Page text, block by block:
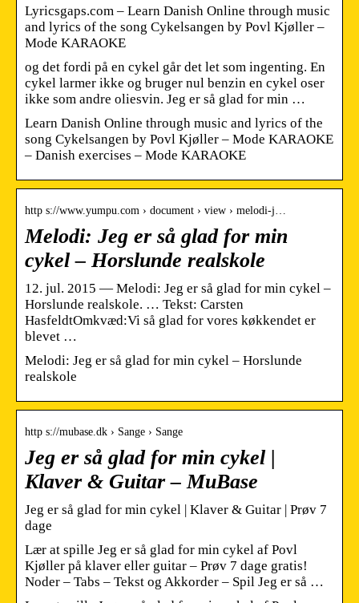
Lyricsgaps.com – Learn Danish Online through music
and lyrics of the song Cykelsangen by Povl Kjøller –
Mode KARAOKE
og det fordi på en cykel går det let som ingenting. En
cykel larmer ikke og bruger nul benzin en cykel oser
ikke som andre oliesvin. Jeg er så glad for min …
Learn Danish Online through music and lyrics of the
song Cykelsangen by Povl Kjøller – Mode KARAOKE
– Danish exercises – Mode KARAOKE
http s://www.yumpu.com › document › view › melodi-j…
Melodi: Jeg er så glad for min
cykel – Horslunde realskole
12. jul. 2015 — Melodi: Jeg er så glad for min cykel –
Horslunde realskole. … Tekst: Carsten
HasfeldtOmkvæd:Vi så glad for vores køkkendet er
blevet …
Melodi: Jeg er så glad for min cykel – Horslunde
realskole
http s://mubase.dk › Sange › Sange
Jeg er så glad for min cykel |
Klaver & Guitar – MuBase
Jeg er så glad for min cykel | Klaver & Guitar | Prøv 7
dage
Lær at spille Jeg er så glad for min cykel af Povl
Kjøller på klaver eller guitar – Prøv 7 dage gratis!
Noder – Tabs – Tekst og Akkorder – Spil Jeg er så …